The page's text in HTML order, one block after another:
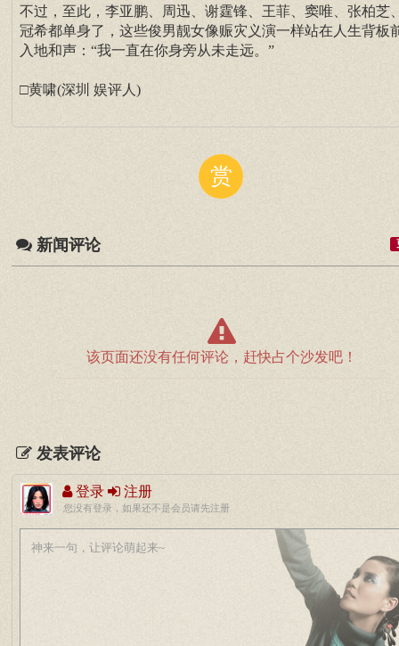
不过，至此，李亚鹏、周迅、谢霆锋、王菲、窦唯、张柏芝
冠希都单身了，这些俊男靓女像赈灾义演一样站在人生背板
入地和声：“我一直在你身旁从未走远。”
□黄啸(深圳 娱评人)
赏
新闻评论
该页面还没有任何评论，赶快占个沙发吧！
发表评论
登录 注册
您没有登录，如果还不是会员请先注册